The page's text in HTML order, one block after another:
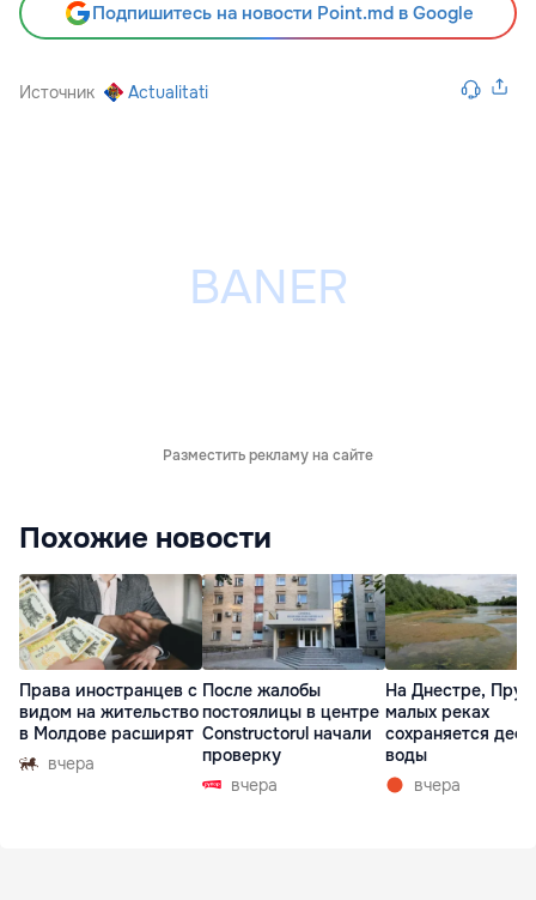
Подпишитесь на новости Point.md в Google
Источник Actualitati
Разместить рекламу на сайте
Похожие новости
Права иностранцев с
видом на жительство
в Молдове расширят
вчера
После жалобы
постоялицы в центре
Constructorul начали
проверку
вчера
На Днестре,
малых реках
сохраняется
воды
вчера